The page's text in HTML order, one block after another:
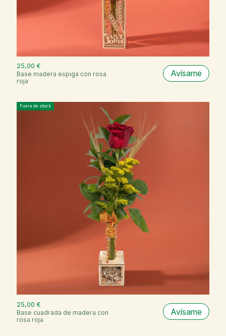
25,00 €
Base madera espiga con rosa
roja
Avísame
Fuera de stock
25,00 €
Base cuadrada de madera con
rosa roja
Avísame